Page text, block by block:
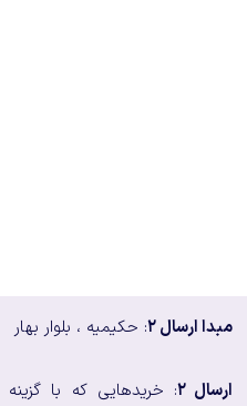
مبدا ارسال ۲ : حکیمیه ، بلوار بهار
ارسال ۲ : خریدهایی که با گزینه